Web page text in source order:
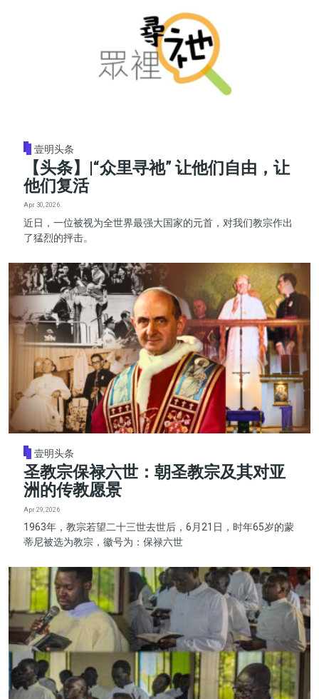
壹明头条
【头条】|“众里寻祂” 让他们自由，让
他们复活
Apr 30, 2026
近日，一位被视为全世界最强大国家的元首，对我们教宗作出
了猛烈的抨击。
壹明头条
圣教宗保禄六世：朝圣教宗及其对亚
洲的传教愿景
Apr 29, 2026
1963年，教宗若望二十三世去世后，6月21日，时年65岁的蒙
蒂尼被选为教宗，徽号为：保禄六世